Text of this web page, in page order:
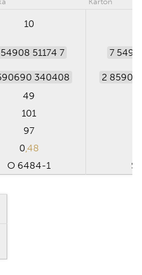
10
51174 7 7
340408
2
49
101
97
0,48
O 6484-1